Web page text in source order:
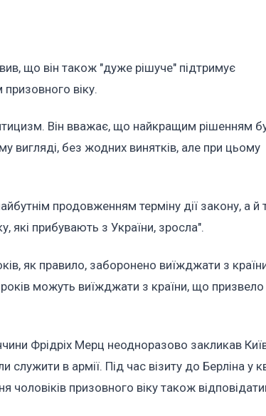
що він також "дуже рішуче" підтримує
віку.
Він вважає, що найкращим рішенням
вигляді, без жодних винятків, але при цьому
продовженням терміну дії закону, а й
які прибувають з України, зросла".
як правило, заборонено виїжджати з
можуть виїжджати з країни, що
Фрідріх Мерц неодноразово закликав
в армії. Під час візиту до Берліна у
призовного віку також